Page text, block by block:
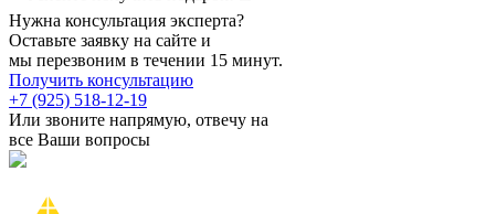
Нужна консультация эксперта?
Оставьте заявку на сайте и
мы перезвоним в течении 15 минут.
Получить консультацию
+7 (925) 518-12-19
Или звоните напрямую, отвечу на
все Ваши вопросы